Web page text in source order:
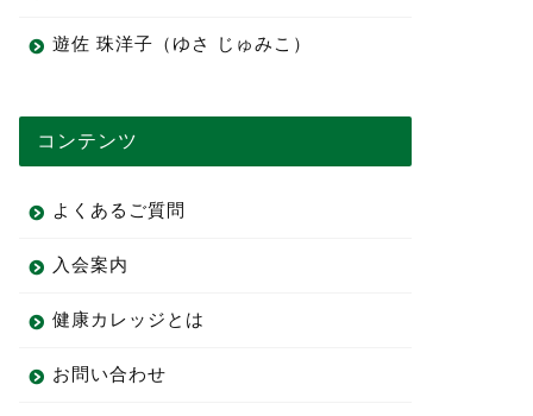
遊佐 珠洋子（ゆさ じゅみこ）
コンテンツ
よくあるご質問
入会案内
健康カレッジとは
お問い合わせ